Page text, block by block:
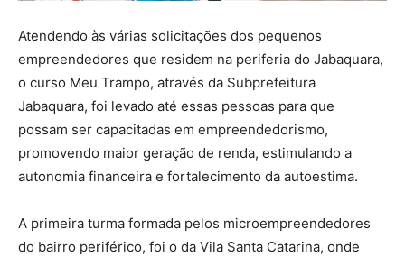
Atendendo às várias solicitações dos pequenos
empreendedores que residem na periferia do Jabaquara,
o curso Meu Trampo, através da Subprefeitura
Jabaquara, foi levado até essas pessoas para que
possam ser capacitadas em empreendedorismo,
promovendo maior geração de renda, estimulando a
autonomia financeira e fortalecimento da autoestima.
A primeira turma formada pelos microempreendedores
do bairro periférico, foi o da Vila Santa Catarina, onde